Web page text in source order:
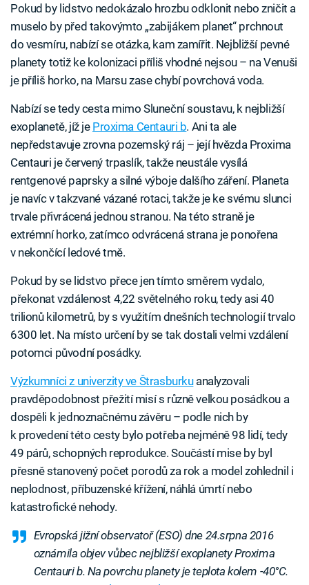
Pokud by lidstvo nedokázalo hrozbu odklonit nebo zničit a
muselo by před takovýmto „zabijákem planet“ prchnout
do vesmíru, nabízí se otázka, kam zamířit. Nejbližší pevné
planety totiž ke kolonizaci příliš vhodné nejsou – na Venuši
je příliš horko, na Marsu zase chybí povrchová voda.
Nabízí se tedy cesta mimo Sluneční soustavu, k nejbližší
exoplanetě, jíž je Proxima Centauri b. Ani ta ale
nepředstavuje zrovna pozemský ráj – její hvězda Proxima
Centauri je červený trpaslík, takže neustále vysílá
rentgenové paprsky a silné výboje dalšího záření. Planeta
je navíc v takzvané vázané rotaci, takže je ke svému slunci
trvale přivrácená jednou stranou. Na této straně je
extrémní horko, zatímco odvrácená strana je ponořena
v nekončící ledové tmě.
Pokud by se lidstvo přece jen tímto směrem vydalo,
překonat vzdálenost 4,22 světelného roku, tedy asi 40
trilionů kilometrů, by s využitím dnešních technologií trvalo
6300 let. Na místo určení by se tak dostali velmi vzdálení
potomci původní posádky.
Výzkumníci z univerzity ve Štrasburkuanalyzovali
pravděpodobnost přežití misí s různě velkou posádkou a
dospěli k jednoznačnému závěru – podle nich by
k provedení této cesty bylo potřeba nejméně 98 lidí, tedy
49 párů, schopných reprodukce. Součástí mise by byl
přesně stanovený počet porodů za rok a model zohlednil i
neplodnost, příbuzenské křížení, náhlá úmrtí nebo
katastrofické nehody.
Evropská jižní observatoř (ESO) dne 24.srpna 2016
oznámila objev vůbec nejbližší exoplanety Proxima
Centauri b. Na povrchu planety je teplota kolem -40°C.